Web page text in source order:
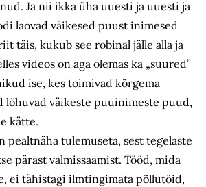
Ja nii ikka üha uuesti ja uuesti ja
laovad väikesed puust inimesed
täis, kukub see robinal jälle alla ja
videos on aga olemas ka „suured”
ise, kes toimivad kõrgema
lõhuvad väikeste puuinimeste puud,
kätte.
pealtnäha tulemuseta, sest tegelaste
pärast valmissaamist. Tööd, mida
ei tähistagi ilmtingimata põllutöid,